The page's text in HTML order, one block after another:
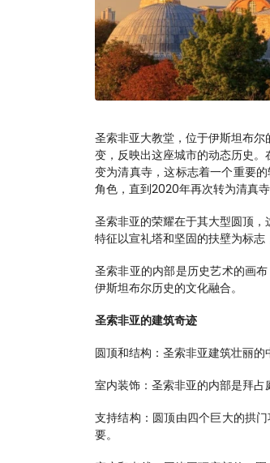
圣索非亚大教堂，位于伊斯坦布
变，反映出这座城市的动态历史
变为清真寺，这标志着一个重要
角色，直到2020年再次转为清真寺
圣索非亚的荣耀在于其大型圆顶
特征以宣礼塔和坚固的扶壁为标志
圣索非亚的内部是历史艺术的画
伊斯坦布尔历史的文化融合。
圣索非亚的建筑奇迹
圆顶和结构：圣索非亚建筑壮丽
室内装饰：圣索非亚的内部是拜
支持结构：圆顶由四个巨大的拱
要。